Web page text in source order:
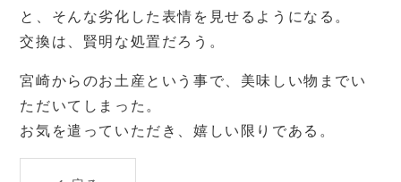
と、そんな劣化した表情を見せるようになる。
交換は、賢明な処置だろう。
宮崎からのお土産という事で、美味しい物までい
ただいてしまった。
お気を遣っていただき、嬉しい限りである。